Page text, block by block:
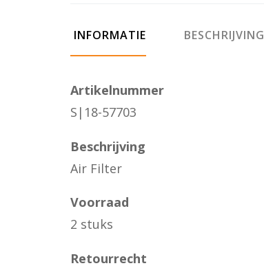
INFORMATIE BESCHRIJVING
Artikelnummer
S|18-57703
Beschrijving
Air Filter
Voorraad
2 stuks
Retourrecht